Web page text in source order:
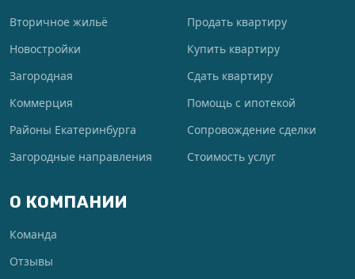
Вторичное жильё
Новостройки
Загородная
Коммерция
Районы Екатеринбурга
Загородные направления
Продать квартиру
Купить квартиру
Сдать квартиру
Помощь с ипотекой
Сопровождение сделки
Стоимость услуг
О КОМПАНИИ
Команда
Отзывы